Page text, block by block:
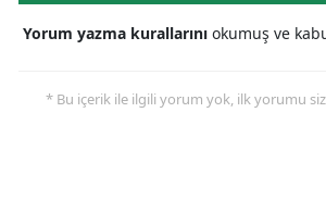
Yorum yazma kurallarını okumuş ve
* Bu içerik ile ilgili yorum yok, ilk yorumu siz